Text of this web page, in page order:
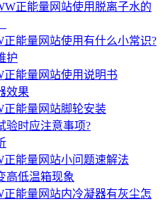
正能量网站使用脱离子水的
能量网站使用有什么小常识?
护
能量网站使用说明书
效果
正能量网站脚轮安装
验时应注意事项?
能量网站小问题速解法
高低温箱现象
能量网站内冷凝器有灰尘怎